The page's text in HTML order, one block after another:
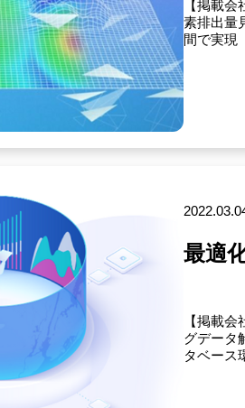
【掲載
素排出量
間で実現
最適
【掲載
グデータ
タベース